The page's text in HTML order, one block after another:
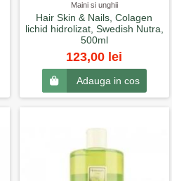
Maini si unghii
Hair Skin & Nails, Colagen
lichid hidrolizat, Swedish Nutra,
500ml
123,00 lei
Adauga in cos